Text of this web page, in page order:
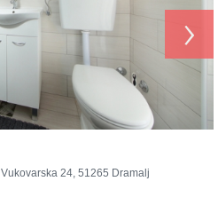
›
Vukovarska 24, 51265 Dramalj